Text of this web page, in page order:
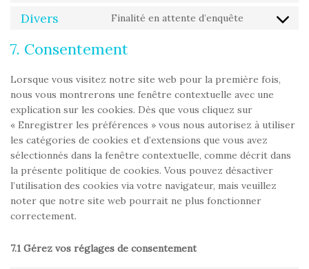
Divers Finalité en attente d’enquête
7. Consentement
Lorsque vous visitez notre site web pour la première fois,
nous vous montrerons une fenêtre contextuelle avec une
explication sur les cookies. Dès que vous cliquez sur
« Enregistrer les préférences » vous nous autorisez à utiliser
les catégories de cookies et d’extensions que vous avez
sélectionnés dans la fenêtre contextuelle, comme décrit dans
la présente politique de cookies. Vous pouvez désactiver
l’utilisation des cookies via votre navigateur, mais veuillez
noter que notre site web pourrait ne plus fonctionner
correctement.
7.1 Gérez vos réglages de consentement